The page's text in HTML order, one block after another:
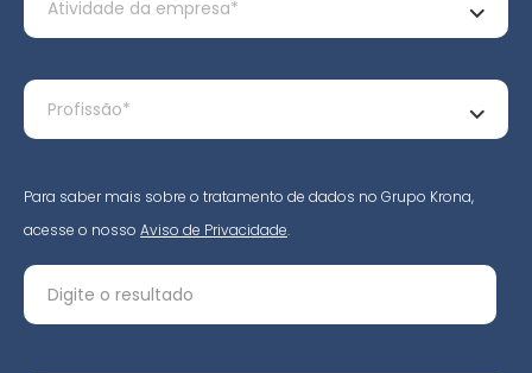
Para saber mais sobre o tratamento de dados no Grupo Krona,
acesse o nosso Aviso de Privacidade.